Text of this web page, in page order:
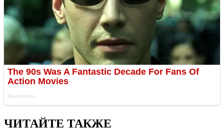
ЧИТАЙТЕ ТАКЖЕ